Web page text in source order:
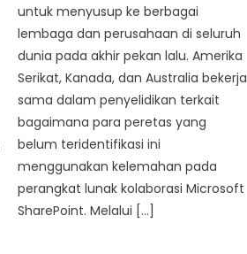
untuk menyusup ke berbagai
lembaga dan perusahaan di seluruh
dunia pada akhir pekan lalu. Amerika
Serikat, Kanada, dan Australia bekerja
sama dalam penyelidikan terkait
bagaimana para peretas yang
belum teridentifikasi ini
menggunakan kelemahan pada
perangkat lunak kolaborasi Microsoft
SharePoint. Melalui […]